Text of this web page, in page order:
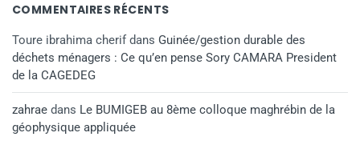
COMMENTAIRES RÉCENTS
Toure ibrahima cherifdans Guinée/gestion durable des
déchets ménagers : Ce qu’en pense Sory CAMARA President
de la CAGEDEG
zahrae dans Le BUMIGEB au 8ème colloque maghrébin de la
géophysique appliquée